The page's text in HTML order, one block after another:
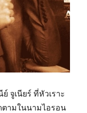
จูเนียร์ ที่หัวเราะ
ตามในนามไอรอน